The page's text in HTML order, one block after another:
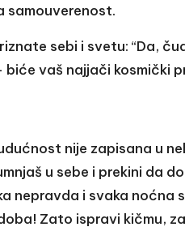
samouverenost.
sebi i svetu: “Da,
vaš najjači kosmički
nije zapisana u
u sebe i prekini da
nepravda i svaka noćna
Zato ispravi kičmu,